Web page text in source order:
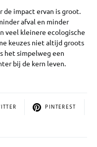
de impact ervan is groot.
afval en minder
veel kleinere ecologische
keuzes niet altijd groots
het simpelweg een
bij de kern leven.
PINTEREST